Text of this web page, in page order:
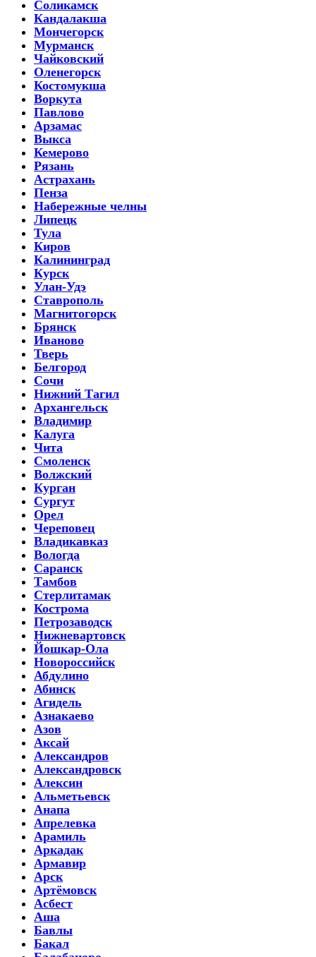
Соликамск
Кандалакша
Мончегорск
Мурманск
Чайковский
Оленегорск
Костомукша
Воркута
Павлово
Арзамас
Выкса
Кемерово
Рязань
Астрахань
Пенза
Набережные челны
Липецк
Тула
Киров
Калининград
Курск
Улан-Удэ
Ставрополь
Магнитогорск
Брянск
Иваново
Тверь
Белгород
Сочи
Нижний Тагил
Архангельск
Владимир
Калуга
Чита
Смоленск
Волжский
Курган
Сургут
Орел
Череповец
Владикавказ
Вологда
Саранск
Тамбов
Стерлитамак
Кострома
Петрозаводск
Нижневартовск
Йошкар-Ола
Новороссийск
Абдулино
Абинск
Агидель
Азнакаево
Азов
Аксай
Александров
Александровск
Алексин
Альметьевск
Анапа
Апрелевка
Арамиль
Аркадак
Армавир
Арск
Артёмовск
Асбест
Аша
Бавлы
Бакал